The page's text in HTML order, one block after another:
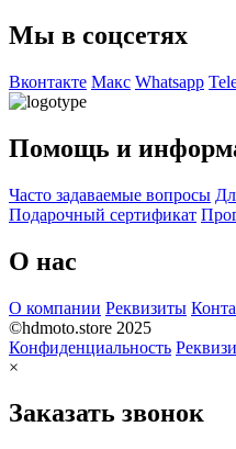
Мы в соцсетях
Вконтакте Макс Whatsapp
Помощь и
Часто задаваемые вопросы
Подарочный сертификат
О нас
О компании Реквизиты
©hdmoto.store 2025
Конфиденциальность
×
Заказать звонок